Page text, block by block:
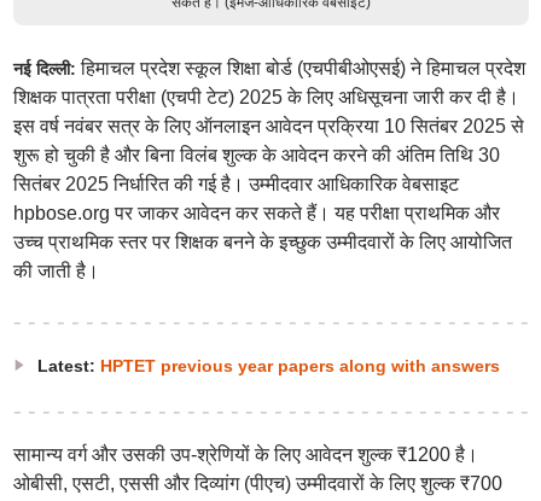
नई दिल्ली: हिमाचल प्रदेश स्कूल शिक्षा बोर्ड (एचपीबीओएसई) ने हिमाचल प्रदेश
शिक्षक पात्रता परीक्षा (एचपी टेट) 2025 के लिए अधिसूचना जारी कर दी है।
इस वर्ष नवंबर सत्र के लिए ऑनलाइन आवेदन प्रक्रिया 10 सितंबर 2025 से
शुरू हो चुकी है और बिना विलंब शुल्क के आवेदन करने की अंतिम तिथि 30
सितंबर 2025 निर्धारित की गई है। उम्मीदवार आधिकारिक वेबसाइट
hpbose.org पर जाकर आवेदन कर सकते हैं। यह परीक्षा प्राथमिक और
उच्च प्राथमिक स्तर पर शिक्षक बनने के इच्छुक उम्मीदवारों के लिए आयोजित
की जाती है।
Latest: HPTET previous year papers along with answers
सामान्य वर्ग और उसकी उप-श्रेणियों के लिए आवेदन शुल्क ₹1200 है।
ओबीसी, एसटी, एससी और दिव्यांग (पीएच) उम्मीदवारों के लिए शुल्क ₹700